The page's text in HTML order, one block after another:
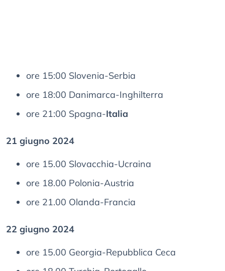
ore 15:00 Slovenia-Serbia
ore 18:00 Danimarca-Inghilterra
ore 21:00 Spagna-Italia
21 giugno 2024
ore 15.00 Slovacchia-Ucraina
ore 18.00 Polonia-Austria
ore 21.00 Olanda-Francia
22 giugno 2024
ore 15.00 Georgia-Repubblica Ceca